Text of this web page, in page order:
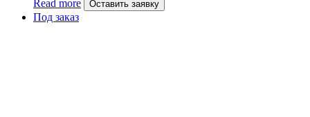
Read more Оставить заявку
Под заказ